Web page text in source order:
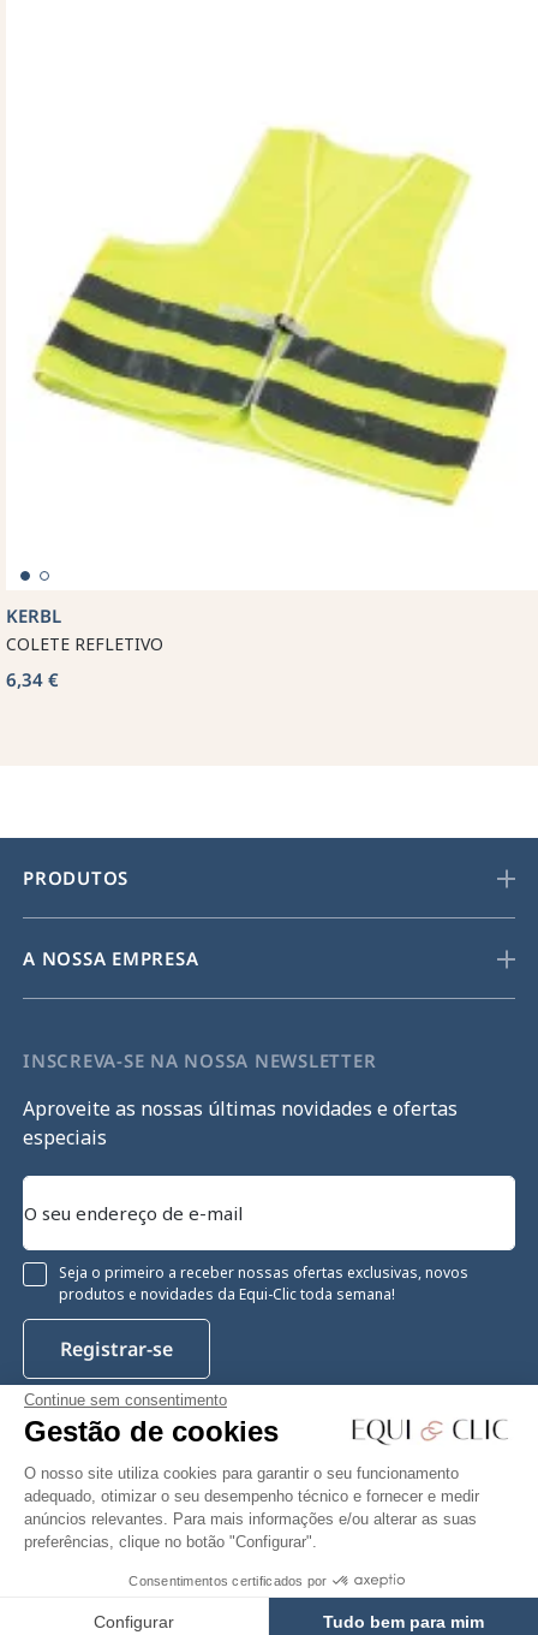
Continue sem consentimento
Gestão de cookies
O nosso site utiliza cookies para garantir o seu funcionamento
adequado, otimizar o seu desempenho técnico e fornecer e medir
anúncios relevantes. Para mais informações e/ou alterar as suas
preferências, clique no botão "Configurar".
Consentimentos certificados por
Configurar Tudo bem para mim
Adicionar ao carrinho
KERBL
COLETE REFLETIVO
6,34 €
PRODUTOS
A NOSSA EMPRESA
INSCREVA-SE NA NOSSA NEWSLETTER
Aproveite as nossas últimas novidades e ofertas
especiais
Seja o primeiro a receber nossas ofertas exclusivas, novos
produtos e novidades da Equi-Clic toda semana!
Registrar-se
Facebook Twitter
YouTube
Pinterest
Instagram
Equiclic © 2026
Gestão de cookies